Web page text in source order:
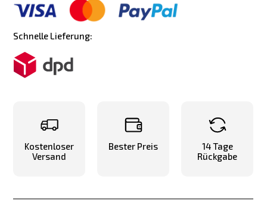
Schnelle Lieferung:
Kostenloser
Versand
Bester Preis
14 Tage
Rückgabe